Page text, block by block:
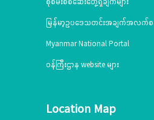
မြန်မာ့ဥပဒေသတင်းအချက်အလက်
Myanmar National Portal
ဝန်ကြီးဌာန website များ
Location Map